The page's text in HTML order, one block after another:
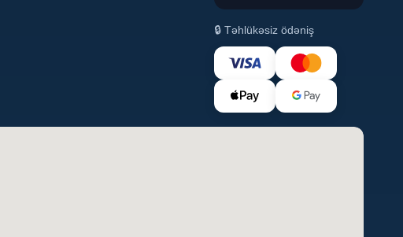
🔒 Təhlükəsiz ödəniş